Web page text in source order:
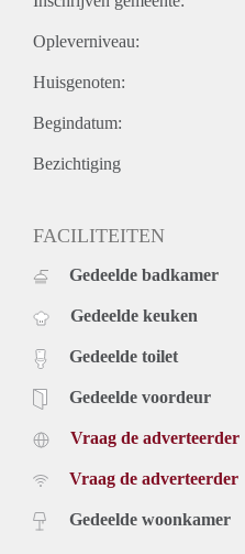
Opleverniveau:
Huisgenoten:
Begindatum:
Bezichtiging
FACILITEITEN
Gedeelde badkamer
Gedeelde keuken
Gedeelde toilet
Gedeelde voordeur
Vraag de adverteerder
Vraag de adverteerder
Gedeelde woonkamer